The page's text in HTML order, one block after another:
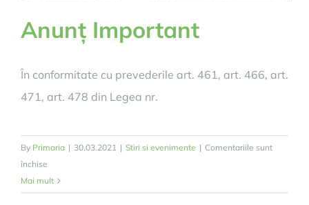
Anunț Important
În conformitate cu prevederile art. 461, art. 466, art.
471, art. 478 din Legea nr.
By Primaria | 30.03.2021 | Stiri si evenimente | Comentariile sunt
închise
Anunț
Important
Mai mult